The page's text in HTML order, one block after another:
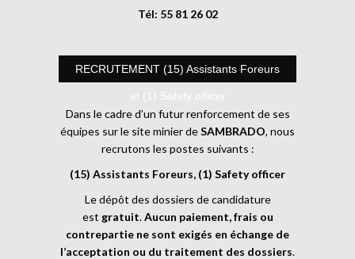
Tél: 55 81 26 02
RECRUTEMENT (15) Assistants Foreurs
et (1) Safety officer
Dans le cadre d’un futur renforcement de ses
équipes sur le site minier deSAMBRADO, nous
recrutons les postes suivants :
(15) Assistants Foreurs, (1) Safety officer
Le dépôt des dossiers de candidature
est gratuit.Aucun paiement, frais ou
contrepartie ne sont exigés en échange de
l’acceptation ou du traitement des dossiers.